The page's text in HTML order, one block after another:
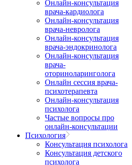
Онлайн-консультация
врача-кардиолога
Онлайн-консультация
врача-невролога
Онлайн-консультация
врача-эндокринолога
Онлайн-консультация
врача-
оториноларинголога
Онлайн сессия врача-
психотерапевта
Онлайн-консультация
психолога
Частые вопросы про
онлайн-консультации
Психология
Консультация психолога
Консультация детского
психолога